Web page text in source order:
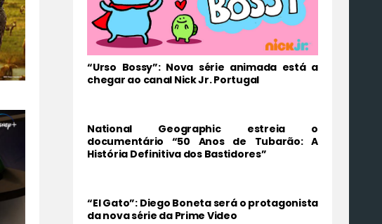
“Urso Bossy”: Nova série animada está a
chegar ao canal Nick Jr. Portugal
National Geographic estreia o
documentário “50 Anos de Tubarão: A
História Definitiva dos Bastidores”
“El Gato”: Diego Boneta será o protagonista
da nova série da Prime Video